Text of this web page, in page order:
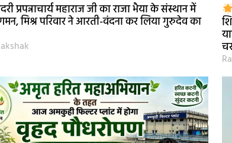
प्रपन्नाचार्य महाराज जी का राजा भैया के संस्थान में
मिश्र परिवार ने आरती-वंदना कर लिया गुरुदेव का